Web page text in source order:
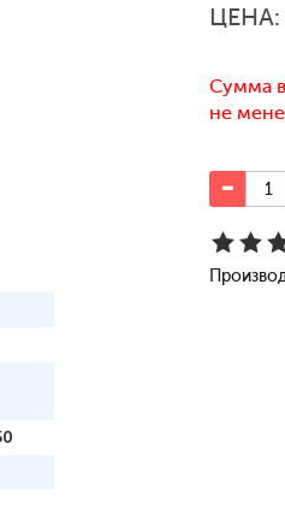
ЦЕНА:
Сумма
не